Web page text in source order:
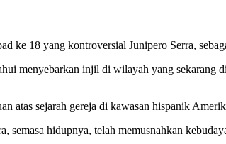
ke 18 yang kontroversial Junipero Serra,
menyebarkan injil di wilayah yang sekarang
atas sejarah gereja di kawasan hispanik
hidupnya, telah memusnahkan